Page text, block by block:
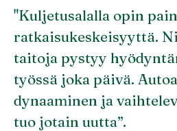
"Kuljetusalalla opin
ratkaisukeskeisyyttä.
taitoja pystyy
työssä joka päivä.
dynaaminen ja
tuo jotain uutta”.